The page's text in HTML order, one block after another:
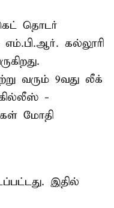
தொடர்
கல்லூரி
வரும் 9வது லீக்
-
மோதி
இதில்